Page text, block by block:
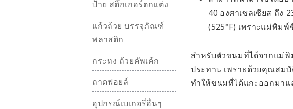
ป้าย สติ๊กเกอร์ตกแต่ง
แก้วถ้วย บรรจุภัณฑ์
พลาสติก
กระทง ถ้วยคัพเค้ก
ถาดฟอยล์
อุปกรณ์เบเกอรี่อื่นๆ
40 องศาเซลเซียส ถึง
(525°F) เพราะแม่พิม
สำหรับตัวขนมที่ได้จากแม่
ประทาน เพราะด้วยคุณสม
ทำให้ขนมที่ได้แกะออกมาแ